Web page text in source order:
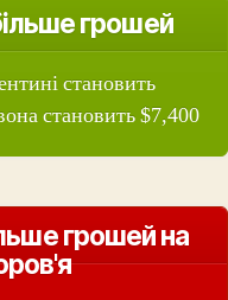
грошей
становить
становить $7,400
грошей на